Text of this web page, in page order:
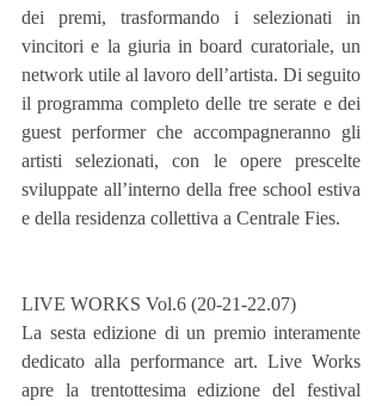
dei premi, trasformando i selezionati in
vincitori e la giuria in board curatoriale, un
network utile al lavoro dell’artista. Di seguito
il programma completo delle tre serate e dei
guest performer che accompagneranno gli
artisti selezionati, con le opere prescelte
sviluppate all’interno della free school estiva
e della residenza collettiva a Centrale Fies.
LIVE WORKS Vol.6 (20-21-22.07)
La sesta edizione di un premio interamente
dedicato alla performance art. Live Works
apre la trentottesima edizione del festival